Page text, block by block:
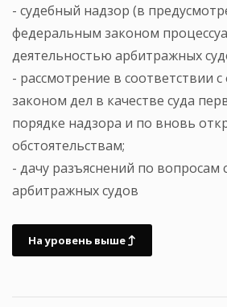
- судебный надзор (в
федеральным законом
деятельностью арбитражных
- рассмотрение в соответствии
законом дел в качестве суда
порядке надзора и по вновь
обстоятельствам;
- дачу разъяснений по вопросам
арбитражных судов
На уровень выше